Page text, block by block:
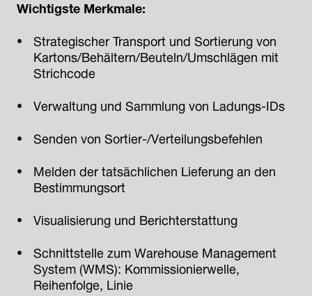
Wichtigste Merkmale:
Strategischer Transport und Sortierung von
Kartons/Behältern/Beuteln/Umschlägen mit
Strichcode
Verwaltung und Sammlung von Ladungs-IDs
Senden von Sortier-/Verteilungsbefehlen
Melden der tatsächlichen Lieferung an den
Bestimmungsort
Visualisierung und Berichterstattung
Schnittstelle zum Warehouse Management
System (WMS): Kommissionierwelle,
Reihenfolge, Linie